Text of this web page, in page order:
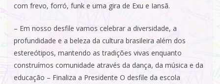
com frevo, forró, funk e uma gira de Exu e Iansã.
– Em nosso desfile vamos celebrar a diversidade, a
profundidade e a beleza da cultura brasileira além dos
estereótipos, mantendo as tradições vivas enquanto
construímos comunidade através da dança, da música e da
educação – Finaliza a Presidente O desfile da escola